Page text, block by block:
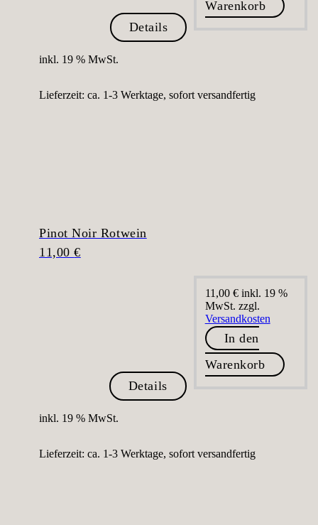
Details
Warenkorb
inkl. 19 % MwSt.
Lieferzeit: ca. 1-3 Werktage, sofort versandfertig
Pinot Noir Rotwein
11,00€
Details
11,00 € inkl. 19 %
MwSt. zzgl.
Versandkosten
In den
Warenkorb
inkl. 19 % MwSt.
Lieferzeit: ca. 1-3 Werktage, sofort versandfertig